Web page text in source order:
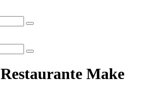
Restaurante Make